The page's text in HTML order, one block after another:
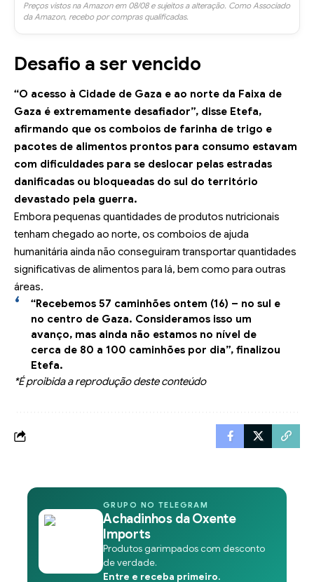
Preços vistos na Amazon em 08/08 e sujeitos a alteração. Como Associado
da Amazon, recebo por compras qualificadas.
Desafio a ser vencido
“O acesso à Cidade de Gaza e ao norte da Faixa de
Gaza é extremamente desafiador”, disse Etefa,
afirmando que os comboios de farinha de trigo e
pacotes de alimentos prontos para consumo estavam
com dificuldades para se deslocar pelas estradas
danificadas ou bloqueadas do sul do território
devastado pela guerra.
Embora pequenas quantidades de produtos nutricionais
tenham chegado ao norte, os comboios de ajuda
humanitária ainda não conseguiram transportar quantidades
significativas de alimentos para lá, bem como para outras
áreas.
“Recebemos 57 caminhões ontem (16) – no sul e
no centro de Gaza. Consideramos isso um
avanço, mas ainda não estamos no nível de
cerca de 80 a 100 caminhões por dia”, finalizou
Etefa.
*É proibida a reprodução deste conteúdo
GRUPO NO TELEGRAM
Achadinhos da Oxente
Imports
Produtos garimpados com desconto
de verdade.
Entre e receba primeiro.